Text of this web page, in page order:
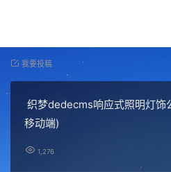
我要投稿
织梦dedecms响应式照明灯饰
移动端)
1,276